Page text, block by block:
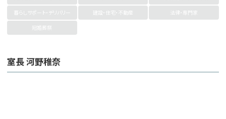
暮らしサポート・デリバリー
建設・住宅・不動産
法律・専門家
冠婚葬祭
室長 河野稚奈